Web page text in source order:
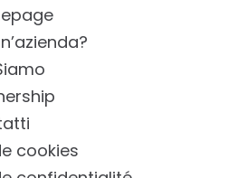
cookies